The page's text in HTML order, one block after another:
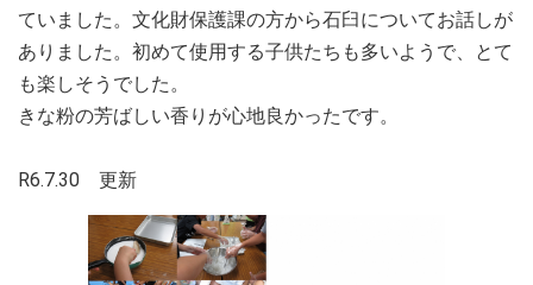
ていました。文化財保護課の方から石臼についてお話しが
ありました。初めて使用する子供たちも多いようで、とて
も楽しそうでした。
きな粉の芳ばしい香りが心地良かったです。
R6.7.30 更新